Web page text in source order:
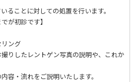
ることに対しての処置を行います。
でが初診です】
ング
りしたレントゲン写真の説明や、これか
容・流れをご説明いたします。